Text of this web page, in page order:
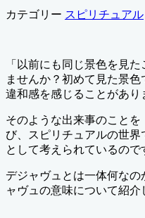
カテゴリー スピリチュアル
「以前にも同じ景色を見
ませんか？初めて見た景色
違和感を感じることがあり
そのような出来事のこと
び、スピリチュアルの世
として考えられているので
デジャヴュとは一体何な
ャヴュの意味について紹介